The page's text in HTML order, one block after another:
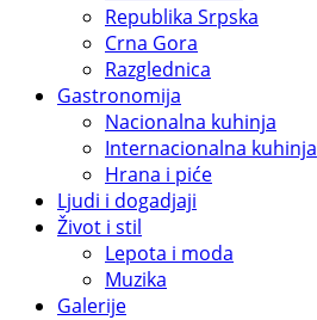
Republika Srpska
Crna Gora
Razglednica
Gastronomija
Nacionalna kuhinja
Internacionalna kuhinja
Hrana i piće
Ljudi i dogadjaji
Život i stil
Lepota i moda
Muzika
Galerije